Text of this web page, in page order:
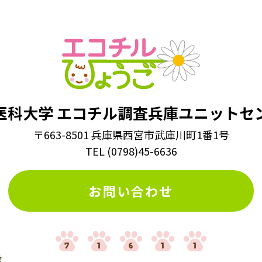
科大学エコチル調査兵庫ユニットセ
〒663-8501 兵庫県西宮市武庫川町1番1号
TEL (0798)45-6636
お問い合わせ